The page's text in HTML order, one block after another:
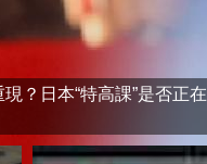
？日本“特高課”是否正在